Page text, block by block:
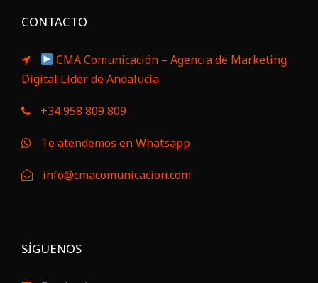
CONTACTO
CMA Comunicación – Agencia de Marketing
Digital Líder de Andalucía
+34 958 809 809
Te atendemos en Whatsapp
info@cmacomunicacion.com
SÍGUENOS